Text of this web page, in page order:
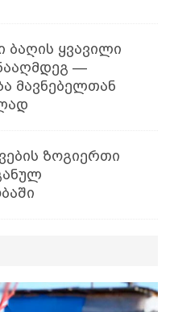
ბაღის ყვავილი
—
მავნებელთან
ზოგიერთი